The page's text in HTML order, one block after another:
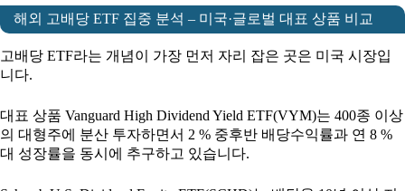
해외 고배당 ETF 집중 분석 – 미국·글로벌 대표 상품 비교
고배당 ETF라는 개념이 가장 먼저 자리 잡은 곳은 미국 시장입
니다.
대표 상품 Vanguard High Dividend Yield ETF(VYM)는 400종 이상
의 대형주에 분산 투자하면서 2 % 중후반 배당수익률과 연 8 %
대 성장률을 동시에 추구하고 있습니다.